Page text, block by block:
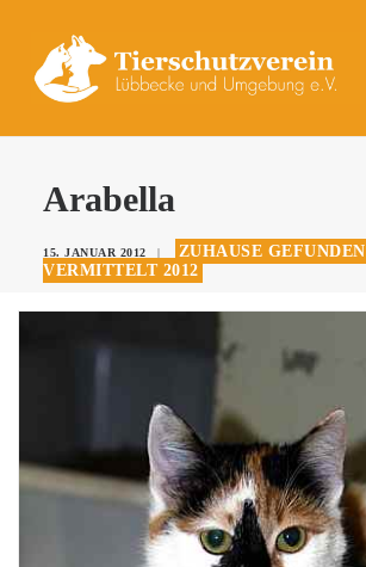
UNSERE TIERE
DAS TIERHEIM
KONTAKT
SPENDEN
Arabella
15. JANUAR 2012 | ZUHAUSE GEFUNDEN
VERMITTELT 2012